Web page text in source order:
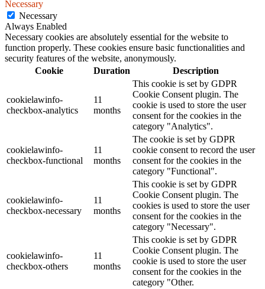
Necessary
Necessary
Always Enabled
Necessary cookies are absolutely essential for the website to
function properly. These cookies ensure basic functionalities and
security features of the website, anonymously.
Cookie
Duration Description
cookielawinfo-
checkbox-analytics
11
months
This cookie is set by GDPR
Cookie Consent plugin. The
cookie is used to store the user
consent for the cookies in the
category "Analytics".
cookielawinfo-
checkbox-functional
11
months
The cookie is set by GDPR
cookie consent to record the user
consent for the cookies in the
category "Functional".
cookielawinfo-
checkbox-necessary
11
months
This cookie is set by GDPR
Cookie Consent plugin. The
cookies is used to store the user
consent for the cookies in the
category "Necessary".
cookielawinfo-
checkbox-others
11
months
This cookie is set by GDPR
Cookie Consent plugin. The
cookie is used to store the user
consent for the cookies in the
category "Other.